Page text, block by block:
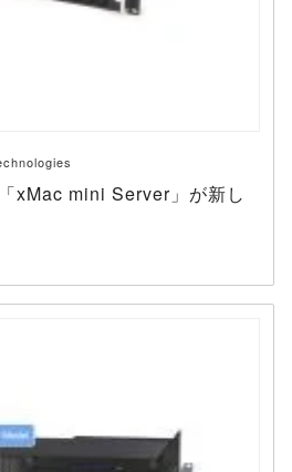
xMac mini Server」が新し